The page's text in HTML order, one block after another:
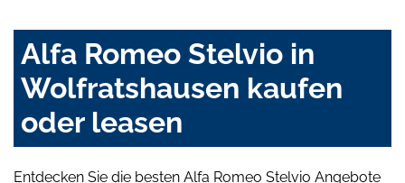
Alfa Romeo Stelvio in
Wolfratshausen kaufen
oder leasen
Entdecken Sie die besten Alfa Romeo Stelvio Angebote